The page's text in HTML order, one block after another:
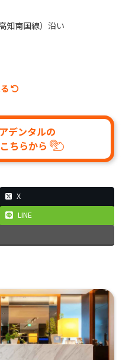
知南国線）沿い
デンタルの
ちらから
X
LINE